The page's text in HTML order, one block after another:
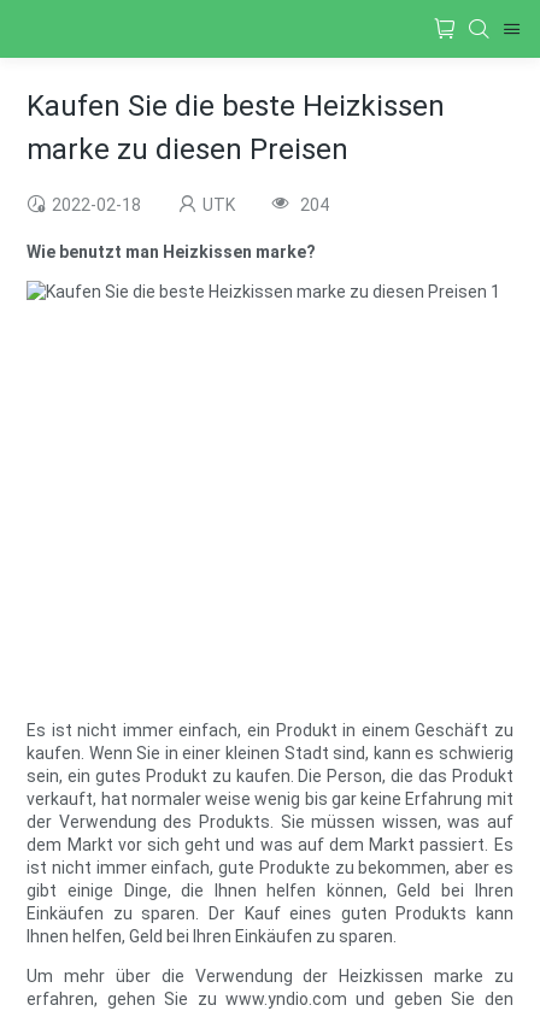
Kaufen Sie die beste Heizkissen
marke zu diesen Preisen
2022-02-18 UTK 204
Wie benutzt man Heizkissen marke?
Es ist nicht immer einfach, ein Produkt in einem Geschäft zu
kaufen. Wenn Sie in einer kleinen Stadt sind, kann es schwierig
sein, ein gutes Produkt zu kaufen. Die Person, die das Produkt
verkauft, hat normaler weise wenig bis gar keine Erfahrung mit
der Verwendung des Produkts. Sie müssen wissen, was auf
dem Markt vor sich geht und was auf dem Markt passiert. Es
ist nicht immer einfach, gute Produkte zu bekommen, aber es
gibt einige Dinge, die Ihnen helfen können, Geld bei Ihren
Einkäufen zu sparen. Der Kauf eines guten Produkts kann
Ihnen helfen, Geld bei Ihren Einkäufen zu sparen.
Um mehr über die Verwendung der Heizkissen marke zu
erfahren, gehen Sie zu www.yndio.com und geben Sie den